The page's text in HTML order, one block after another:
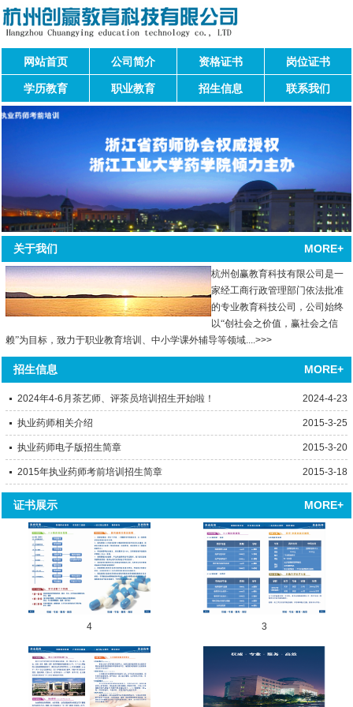
网站首页 公司简介 资格证书 岗位证书
学历教育 职业教育 招生信息 联系我们
关于我们 MORE+
杭州创赢教育科技有限公司是一
家经工商行政管理部门依法批准
的专业教育科技公司，公司始终
以“创社会之价值，赢社会之信
赖”为目标，致力于职业教育培训、中小学课外辅导等领域....>>>
招生信息 MORE+
2024年4-6月茶艺师、评茶员培训招生开始啦！ 2024-4-23
执业药师相关介绍 2015-3-25
执业药师电子版招生简章 2015-3-20
2015年执业药师考前培训招生简章 2015-3-18
证书展示 MORE+
4 3